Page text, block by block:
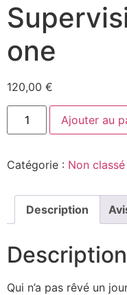
one
120,00 €
Ajouter au
Catégorie : Non classé
Description
Description
Qui n’a pas rêvé un